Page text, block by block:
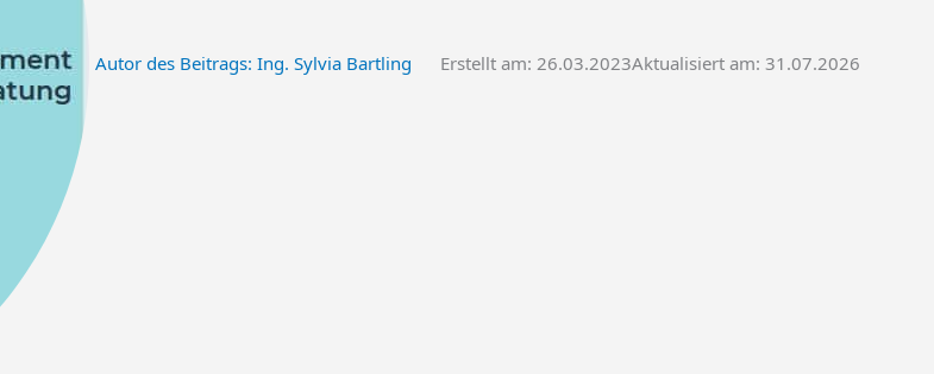
Autor des Beitrags: Ing. Sylvia Bartling Erstellt am: 26.03.2023Aktualisiert am: 31.07.2026